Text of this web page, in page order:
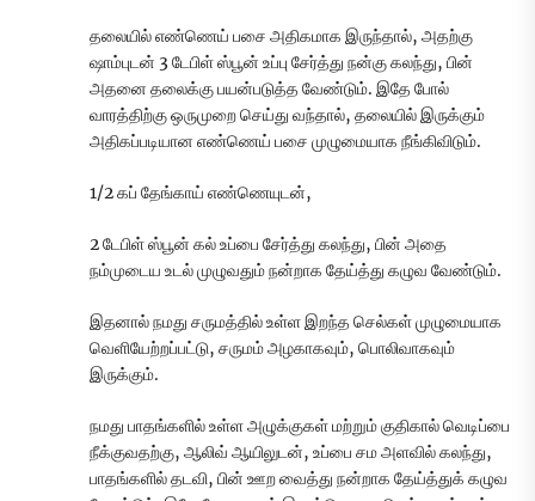
தலையில் எண்ணெய் பசை அதிகமாக இருந்தால், அதற்கு
ஷாம்புடன் 3 டேபிள் ஸ்பூன் உப்பு சேர்த்து நன்கு கலந்து, பின்
அதனை தலைக்கு பயன்படுத்த வேண்டும். இதே போல்
வாரத்திற்கு ஒருமுறை செய்து வந்தால், தலையில் இருக்கும்
அதிகப்படியான எண்ணெய் பசை முழுமையாக நீங்கிவிடும்.
1/2 கப் தேங்காய் எண்ணெயுடன்,
2 டேபிள் ஸ்பூன் கல் உப்பை சேர்த்து கலந்து, பின் அதை
நம்முடைய உடல் முழுவதும் நன்றாக தேய்த்து கழுவ வேண்டும்.
இதனால் நமது சருமத்தில் உள்ள இறந்த செல்கள் முழுமையாக
வெளியேற்றப்பட்டு, சருமம் அழகாகவும், பொலிவாகவும்
இருக்கும்.
நமது பாதங்களில் உள்ள அழுக்குகள் மற்றும் குதிகால் வெடிப்பை
நீக்குவதற்கு, ஆலிவ் ஆயிலுடன், உப்பை சம அளவில் கலந்து,
பாதங்களில் தடவி, பின் ஊற வைத்து நன்றாக தேய்த்துக் கழுவ